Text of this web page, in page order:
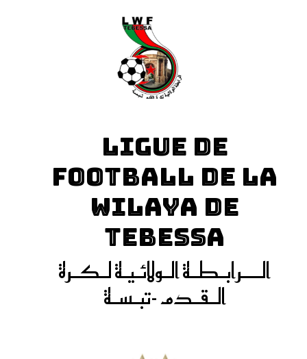
LIGUE DE
FOOTBALL DE LA
WILAYA DE
TEBESSA
الـــرابـطـة الـولائـيـة لـكـرة
الـقـدم -تبـسـة